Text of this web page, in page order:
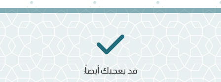
قد يعجبك أيضاً: